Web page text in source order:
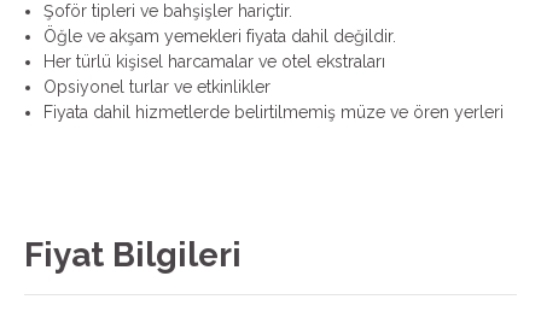
Şoför tipleri ve bahşişler hariçtir.
Öğle ve akşam yemekleri fiyata dahil değildir.
Her türlü kişisel harcamalar ve otel ekstraları
Opsiyonel turlar ve etkinlikler
Fiyata dahil hizmetlerde belirtilmemiş müze ve ören yerleri
Fiyat Bilgileri